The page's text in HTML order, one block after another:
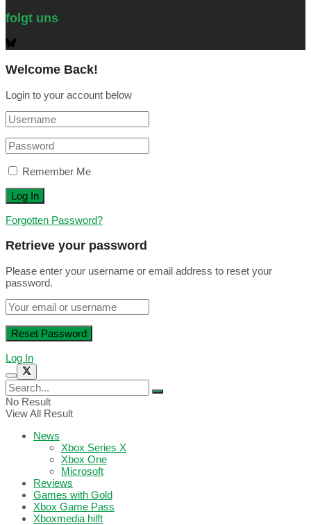
folgt uns
Welcome Back!
Login to your account below
Remember Me
Forgotten Password?
Retrieve your password
Please enter your username or email address to reset your
password.
Log In
No Result
View All Result
News
Xbox Series X
Xbox One
Microsoft
Reviews
Games with Gold
Xbox Game Pass
Xboxmedia hilft